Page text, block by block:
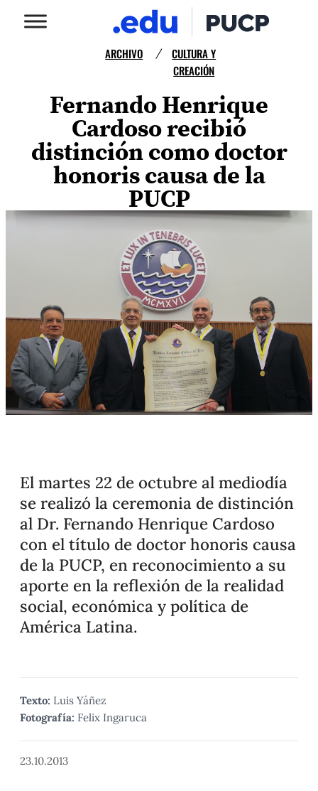
ARCHIVO /
CULTURA Y
CREACIÓN
Fernando Henrique
Cardoso recibió
distinción como doctor
honoris causa de la
PUCP
El martes 22 de octubre al mediodía
se realizó la ceremonia de distinción
al Dr. Fernando Henrique Cardoso
con el título de doctor honoris causa
de la PUCP, en reconocimiento a su
aporte en la reflexión de la realidad
social, económica y política de
América Latina.
Texto: Luis Yáñez
Fotografía: Felix Ingaruca
23.10.2013